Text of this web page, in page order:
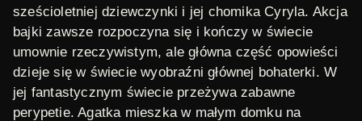
sześcioletniej dziewczynki i jej chomika Cyryla. Akcja
bajki zawsze rozpoczyna się i kończy w świecie
umownie rzeczywistym, ale główna część opowieści
dzieje się w świecie wyobraźni głównej bohaterki. W
jej fantastycznym świecie przeżywa zabawne
perypetie. Agatka mieszka w małym domku na